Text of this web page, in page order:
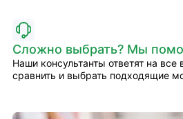
Сложно выбрать? Мы
Наши консультанты ответят на
сравнить и выбрать подходящие